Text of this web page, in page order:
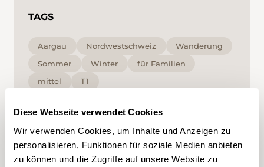
Diese Webseite verwendet Cookies
Wir verwenden Cookies, um Inhalte und Anzeigen zu
personalisieren, Funktionen für soziale Medien anbieten
zu können und die Zugriffe auf unsere Website zu
TAGS
Aargau Nordwestschweiz
Wanderung
Sommer
Winter
für Familien
mittel
T1
Mit Klick auf ein Tag können Sie dieses in Ihrem
Interessen zugeschnittenen Content vorgeschlagen.
Tags können nur in einem Account gespeichert
werden.